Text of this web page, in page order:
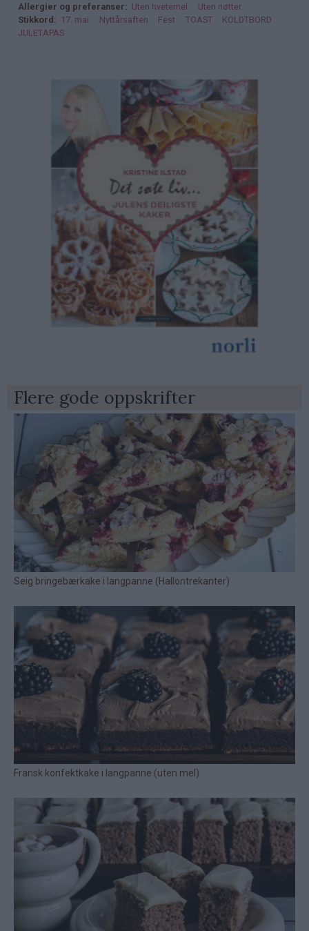
Allergier og preferanser
Uten hvetemel
Uten nøtter
Stikkord
17. mai Nyttårsaften Fest TOAST
KOLDTBORD
JULETAPAS